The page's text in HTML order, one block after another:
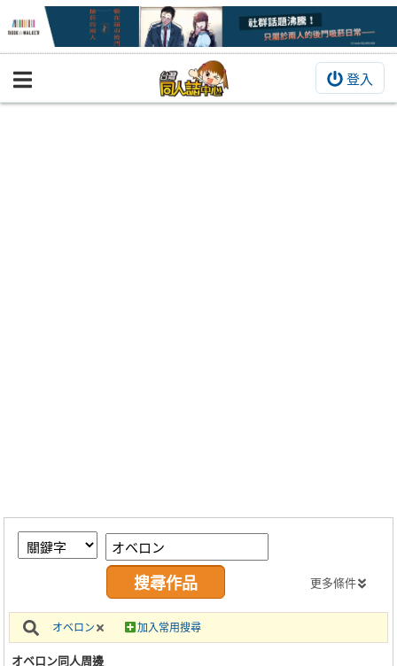
登入
BOOKY書集倉庫
繪圖藝廊
交流中心
攤位轉讓區
會員功能選單
更多條件
オベロン 加入常用搜尋
オベロン同人周邊